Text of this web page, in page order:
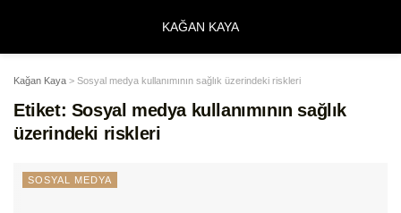
KAĞAN KAYA
Kağan Kaya > Sosyal medya kullanımının sağlık üzerindeki riskleri
Etiket: Sosyal medya kullanımının sağlık
üzerindeki riskleri
SOSYAL MEDYA